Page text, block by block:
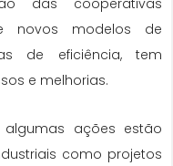
das cooperativas
novos modelos de
de eficiência, tem
e melhorias.
algumas ações estão
como projetos